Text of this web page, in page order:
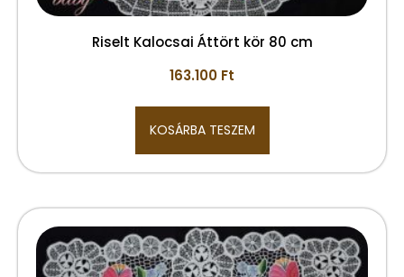
Riselt Kalocsai Áttört kör 80 cm
163.100 Ft
KOSÁRBA TESZEM